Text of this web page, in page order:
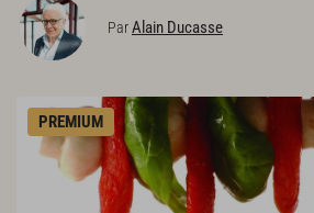
ParAlain Ducasse
PREMIUM